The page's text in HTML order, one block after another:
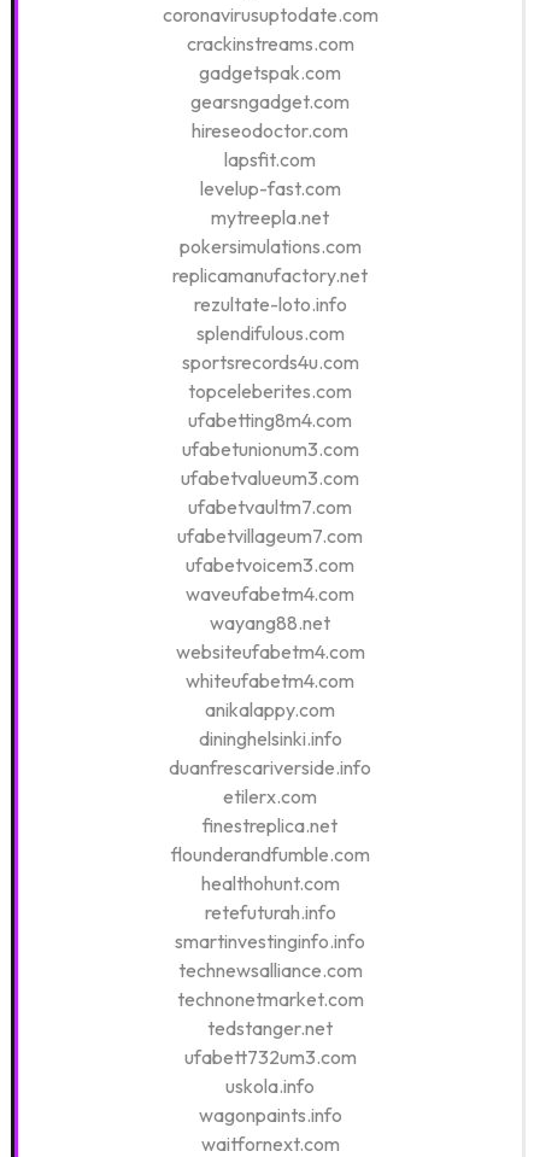
coronavirusuptodate.com
crackinstreams.com
gadgetspak.com
gearsngadget.com
hireseodoctor.com
lapsfit.com
levelup-fast.com
mytreepla.net
pokersimulations.com
replicamanufactory.net
rezultate-loto.info
splendifulous.com
sportsrecords4u.com
topceleberites.com
ufabetting8m4.com
ufabetunionum3.com
ufabetvalueum3.com
ufabetvaultm7.com
ufabetvillageum7.com
ufabetvoicem3.com
waveufabetm4.com
wayang88.net
websiteufabetm4.com
whiteufabetm4.com
anikalappy.com
dininghelsinki.info
duanfrescariverside.info
etilerx.com
finestreplica.net
flounderandfumble.com
healthohunt.com
retefuturah.info
smartinvestinginfo.info
technewsalliance.com
technonetmarket.com
tedstanger.net
ufabett732um3.com
uskola.info
wagonpaints.info
waitfornext.com